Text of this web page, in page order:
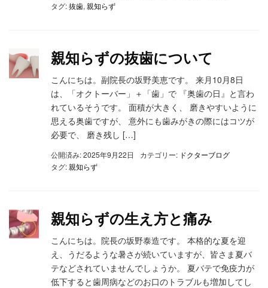
タグ:抜歯, 親知らず
親知らずの抜歯について
こんにちは。副院長の坂野美恵です。 来月10月8日
は、「オクトーバー」＋「歯」で 『奥歯の日』と言わ
れているそうです。 面積が大きく、 磨きやすいように
思える奥歯ですが、 意外にも歯みがきの際にはコツが
必要で、 磨き残し […]
公開済み: 2025年9月22日 カテゴリー: ドクターブログ
タグ:親知らず
親知らずの生え方と痛み
こんにちは。院長の坂野泰造です。 本格的な夏を迎
え、うだるような暑さが続いていますが、皆さま夏バ
テなどされていませんでしょうか。 夏バテで免疫力が
低下すると歯周病などのお口のトラブルも増加してし